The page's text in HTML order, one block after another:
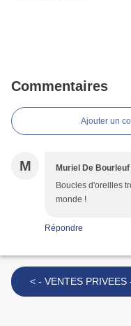
Commentaires
Ajouter un
M Muriel De Bourleuf
Boucles d'oreilles
monde !
Répondre
< - VENTES PRIVEES